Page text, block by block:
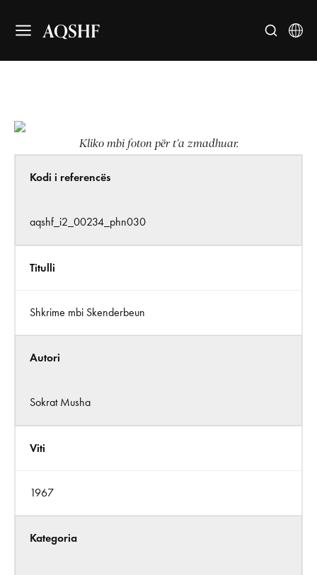
AQSHF
Kliko mbi foton për t’a zmadhuar.
Kodi i referencës
aqshf_i2_00234_phn030
Titulli
Shkrime mbi Skenderbeun
Autori
Sokrat Musha
Viti
1967
Kategoria